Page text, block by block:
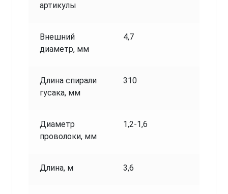
артикулы
Внешний
диаметр, мм
4,7
Длина спирали
гусака, мм
310
Диаметр
проволоки, мм
1,2-1,6
Длина, м 3,6